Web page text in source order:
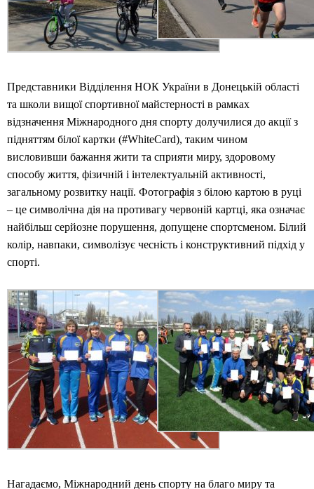
Представники Відділення НОК України в Донецькій області
та школи вищої спортивної майстерності в рамках
відзначення Міжнародного дня спорту долучилися до акції з
підняттям білої картки (#WhiteCard), таким чином
висловивши бажання жити та сприяти миру, здоровому
способу життя, фізичній і інтелектуальній активності,
загальному розвитку нації. Фотографія з білою картою в руці
– це символічна дія на противагу червоній картці, яка означає
найбільш серйозне порушення, допущене спортсменом. Білий
колір, навпаки, символізує чесність і конструктивний підхід у
спорті.
Нагадаємо, Міжнародний день спорту на благо миру та